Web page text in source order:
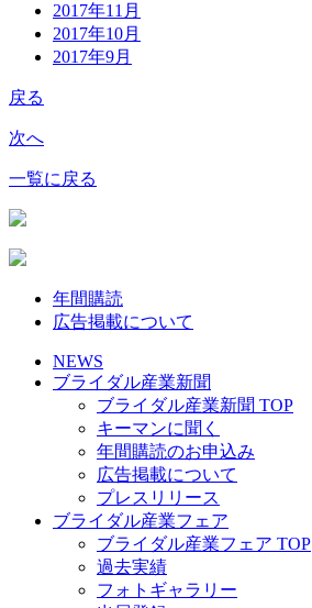
2017年11月
2017年10月
2017年9月
戻る
次へ
一覧に戻る
年間購読
広告掲載について
NEWS
ブライダル産業新聞
ブライダル産業新聞 TOP
キーマンに聞く
年間購読のお申込み
広告掲載について
プレスリリース
ブライダル産業フェア
ブライダル産業フェア TOP
過去実績
フォトギャラリー